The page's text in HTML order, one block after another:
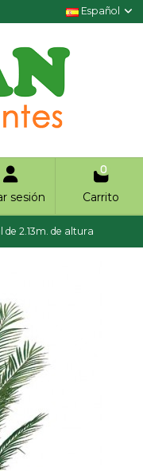
Español
sesión
0
Carrito
2.13m. de altura